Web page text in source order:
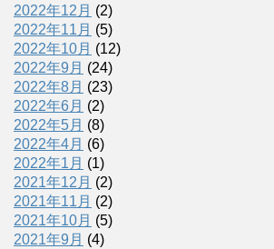
2022年12月 (2)
2022年11月 (5)
2022年10月 (12)
2022年9月 (24)
2022年8月 (23)
2022年6月 (2)
2022年5月 (8)
2022年4月 (6)
2022年1月 (1)
2021年12月 (2)
2021年11月 (2)
2021年10月 (5)
2021年9月 (4)